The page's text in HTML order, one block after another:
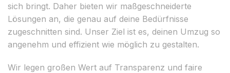
sich bringt. Daher bieten wir maßgeschneiderte
Lösungen an, die genau auf deine Bedürfnisse
zugeschnitten sind. Unser Ziel ist es, deinen Umzug so
angenehm und effizient wie möglich zu gestalten.
Wir legen großen Wert auf Transparenz und faire